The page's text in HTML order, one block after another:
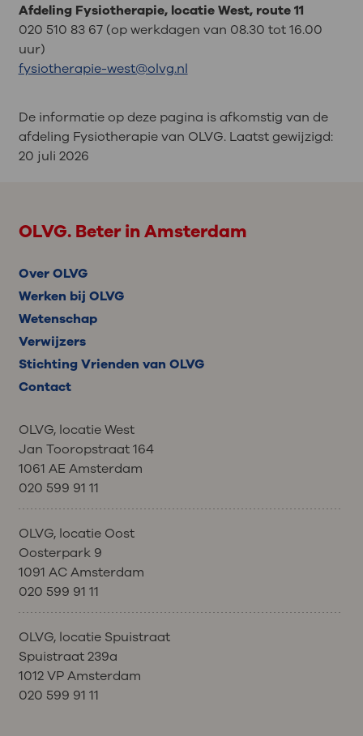
Afdeling Fysiotherapie, locatie West, route 11
020 510 83 67 (op werkdagen van 08.30 tot 16.00
uur)
fysiotherapie-west@olvg.nl
De informatie op deze pagina is afkomstig van de
afdeling Fysiotherapie van OLVG. Laatst gewijzigd:
20 juli 2026
OLVG. Beter in Amsterdam
Over OLVG
Werken bij OLVG
Wetenschap
Verwijzers
Stichting Vrienden van OLVG
Contact
OLVG, locatie West
Jan Tooropstraat 164
1061 AE Amsterdam
020 599 91 11
OLVG, locatie Oost
Oosterpark 9
1091 AC Amsterdam
020 599 91 11
OLVG, locatie Spuistraat
Spuistraat 239a
1012 VP Amsterdam
020 599 91 11